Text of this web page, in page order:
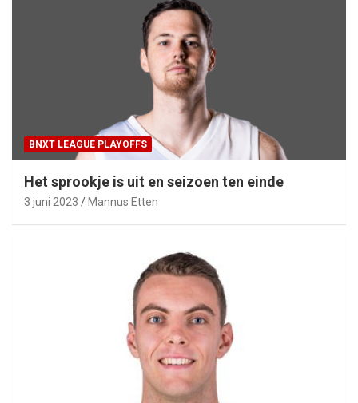
BNXT LEAGUE PLAYOFFS
Het sprookje is uit en seizoen ten einde
3 juni 2023 Mannus Etten